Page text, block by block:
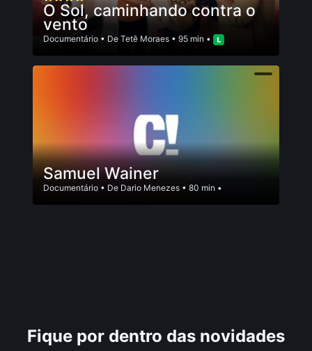
O Sol, caminhando contra o
vento
Documentário • De Tetê Moraes • 95 min •
Samuel Wainer
Documentário • De Dario Menezes • 80 min •
Fique por dentro das novidades